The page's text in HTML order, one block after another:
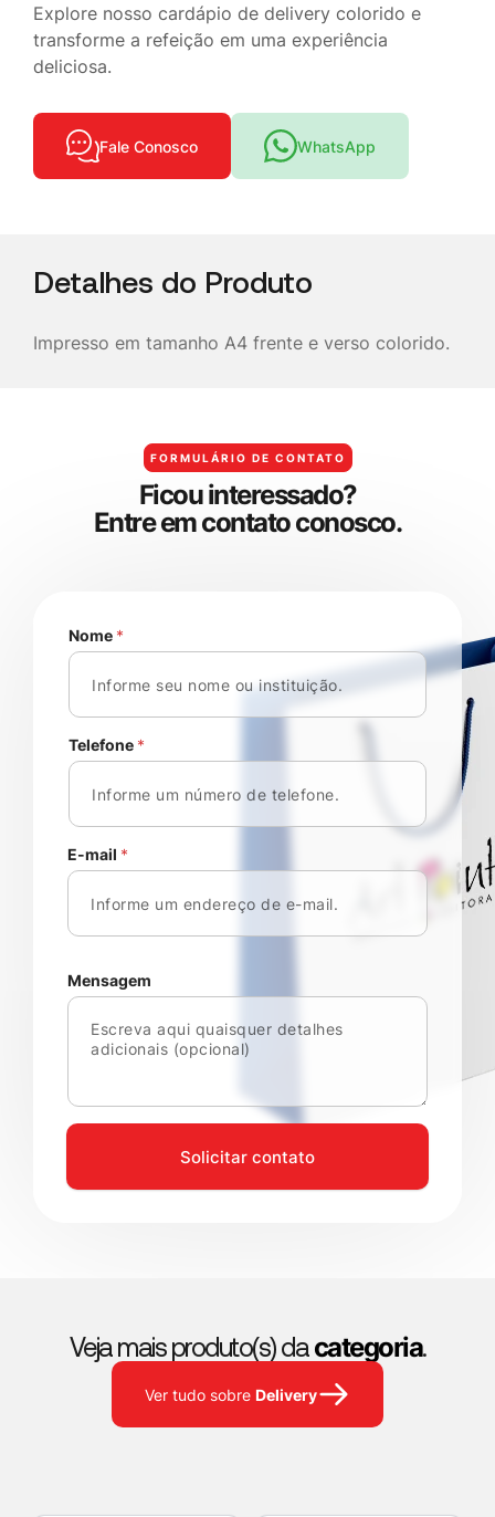
Explore nosso cardápio de delivery colorido e
transforme a refeição em uma experiência
deliciosa.
Fale Conosco WhatsApp
Detalhes do Produto
Impresso em tamanho A4 frente e verso colorido.
FORMULÁRIO DE CONTATO
Ficouinteressado?
Entreemcontatoconosco.
Nome *
Telefone *
E-mail *
Mensagem
Solicitar contato
Veja mais produto(s) dacategoria.
Ver tudo sobre Delivery